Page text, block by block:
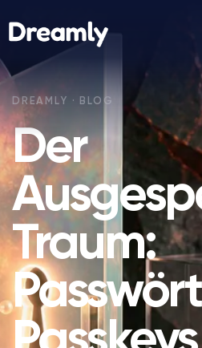
Der
Traum: